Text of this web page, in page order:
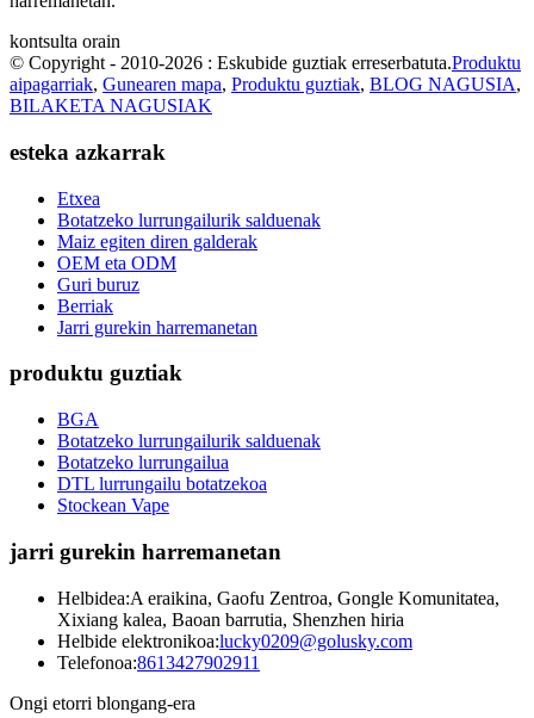
kontsulta orain
© Copyright - 2010-2026 : Eskubide guztiak erreserbatuta.Produktu
aipagarriak, Gunearen mapa, Produktu guztiak, BLOG NAGUSIA,
BILAKETA NAGUSIAK
esteka azkarrak
Etxea
Botatzeko lurrungailurik salduenak
Maiz egiten diren galderak
OEM eta ODM
Guri buruz
Berriak
Jarri gurekin harremanetan
produktu guztiak
BGA
Botatzeko lurrungailurik salduenak
Botatzeko lurrungailua
DTL lurrungailu botatzekoa
Stockean Vape
jarri gurekin harremanetan
Helbidea:A eraikina, Gaofu Zentroa, Gongle Komunitatea,
Xixiang kalea, Baoan barrutia, Shenzhen hiria
Helbide elektronikoa:lucky0209@golusky.com
Telefonoa:8613427902911
Ongi etorri blongang-era